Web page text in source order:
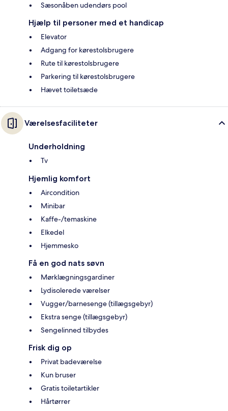
Sæsonåben udendørs pool
Hjælp til personer med et handicap
Elevator
Adgang for kørestolsbrugere
Rute til kørestolsbrugere
Parkering til kørestolsbrugere
Hævet toiletsæde
Værelsesfaciliteter
Underholdning
Tv
Hjemlig komfort
Aircondition
Minibar
Kaffe-/temaskine
Elkedel
Hjemmesko
Få en god nats søvn
Mørklægningsgardiner
Lydisolerede værelser
Vugger/barnesenge (tillægsgebyr)
Ekstra senge (tillægsgebyr)
Sengelinned tilbydes
Frisk dig op
Privat badeværelse
Kun bruser
Gratis toiletartikler
Hårtørrer